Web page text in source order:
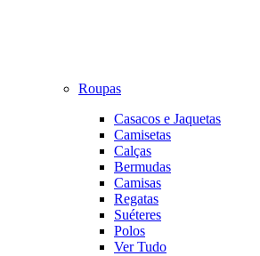
Roupas
Casacos e Jaquetas
Camisetas
Calças
Bermudas
Camisas
Regatas
Suéteres
Polos
Ver Tudo